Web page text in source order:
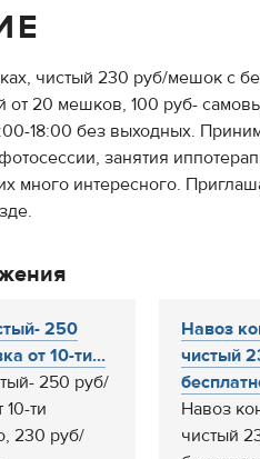
чистый 230 руб/мешок с
от 20 мешков, 100 руб-
18:00 без выходных.
занятия
много интересного.
250
от 10-ти...
250 руб/
ти
230 руб/
Навоз
чистый
Навоз
чистый